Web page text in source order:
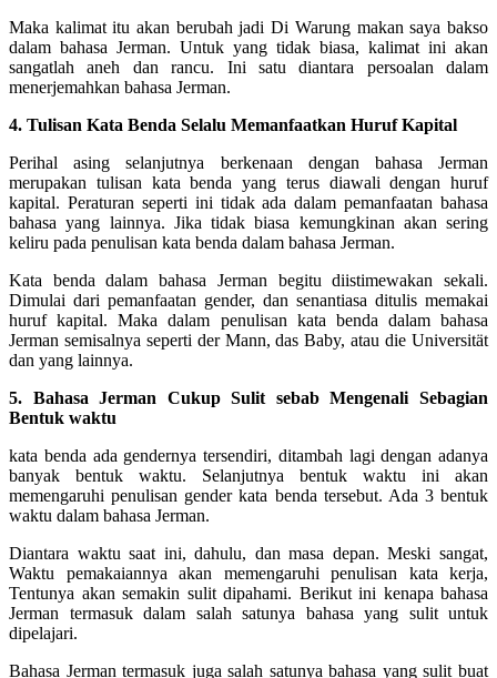
Maka kalimat itu akan berubah jadi Di Warung makan saya bakso
dalam bahasa Jerman. Untuk yang tidak biasa, kalimat ini akan
sangatlah aneh dan rancu. Ini satu diantara persoalan dalam
menerjemahkan bahasa Jerman.
4. Tulisan Kata Benda Selalu Memanfaatkan Huruf Kapital
Perihal asing selanjutnya berkenaan dengan bahasa Jerman
merupakan tulisan kata benda yang terus diawali dengan huruf
kapital. Peraturan seperti ini tidak ada dalam pemanfaatan bahasa
bahasa yang lainnya. Jika tidak biasa kemungkinan akan sering
keliru pada penulisan kata benda dalam bahasa Jerman.
Kata benda dalam bahasa Jerman begitu diistimewakan sekali.
Dimulai dari pemanfaatan gender, dan senantiasa ditulis memakai
huruf kapital. Maka dalam penulisan kata benda dalam bahasa
Jerman semisalnya seperti der Mann, das Baby, atau die Universität
dan yang lainnya.
5. Bahasa Jerman Cukup Sulit sebab Mengenali Sebagian
Bentuk waktu
kata benda ada gendernya tersendiri, ditambah lagi dengan adanya
banyak bentuk waktu. Selanjutnya bentuk waktu ini akan
memengaruhi penulisan gender kata benda tersebut. Ada 3 bentuk
waktu dalam bahasa Jerman.
Diantara waktu saat ini, dahulu, dan masa depan. Meski sangat,
Waktu pemakaiannya akan memengaruhi penulisan kata kerja,
Tentunya akan semakin sulit dipahami. Berikut ini kenapa bahasa
Jerman termasuk dalam salah satunya bahasa yang sulit untuk
dipelajari.
Bahasa Jerman termasuk juga salah satunya bahasa yang sulit buat